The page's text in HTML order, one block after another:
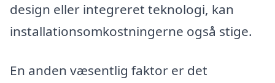
design eller integreret teknologi, kan
installationsomkostningerne også stige.
En anden væsentlig faktor er det